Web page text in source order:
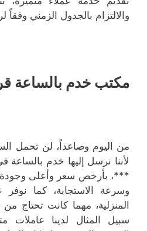
والالتزام بالجدول الزمني وفقاً
مكتب خدم بالساعة
من اليوم وصاعداً، لن تحمل
لأننا نرسل إليها خدم
***، بأرخص سعر وأعلى وجودة
وسرعة الاستجابة، كما نوفر
المنزلية، مهما كانت تحتاج
سبيل المثال لدينا